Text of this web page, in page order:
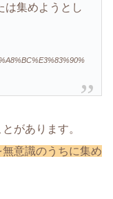
は集めようとし
があります。
意識のうちに集め